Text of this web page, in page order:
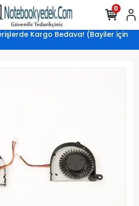
Kargo Bedava! (Bayiler için
0